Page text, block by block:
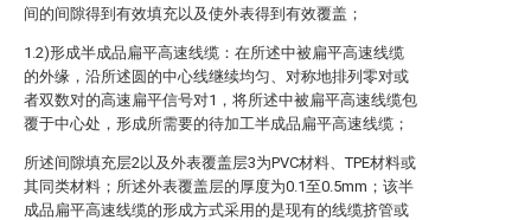
间的间隙得到有效填充以及使外表得到有效覆盖；
1.2)形成半成品扁平高速线缆：在所述中被扁平高速线缆
的外缘，沿所述圆的中心线继续均匀、对称地排列零对或
者双数对的高速扁平信号对1，将所述中被扁平高速线缆包
覆于中心处，形成所需要的待加工半成品扁平高速线缆；
所述间隙填充层2以及外表覆盖层3为PVC材料、TPE材料或
其同类材料；所述外表覆盖层的厚度为0.1至0.5mm；该半
成品扁平高速线缆的形成方式采用的是现有的线缆挤管或